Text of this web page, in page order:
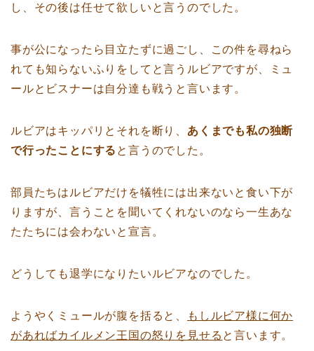
し、その後は任せて欲しいと言うのでした。
事が公になったら目立たずに過ごし、この件を尋ねら
れても知らないふりをしてと言うルビアですが、ミュ
ールとビスナーは自分達も戦うと言います。
ルビアはキッパリとそれを断り、 あくまでも私の独断
で行ったことにする と言うのでした。
部員たちはルビアだけを犠牲には出来ないと食い下が
りますが、言うことを聞いてくれないのなら一生あな
たたちには会わないと宣言。
どうしても退学になりたいルビアなのでした。
ようやくミュールが腹を括ると、
もしルビア様に何か
があればカイルメン王国の怒りを見せる と言います。